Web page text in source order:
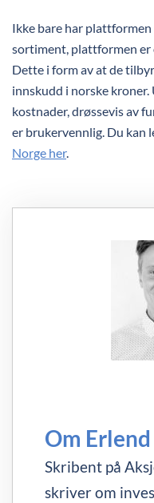
Ikke bare har
sortiment, plattformen er
Dette i form av at de
innskudd i norske
kostnader, drøssevis av
er brukervennlig. Du kan
Norge her.
Om
Skribent på
skriver om